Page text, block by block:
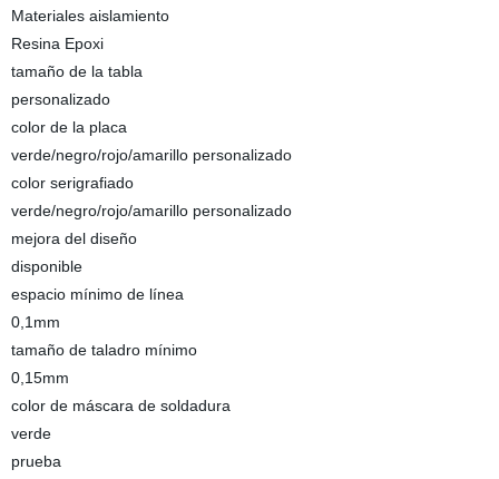
Materiales aislamiento
Resina Epoxi
tamaño de la tabla
personalizado
color de la placa
verde/negro/rojo/amarillo personalizado
color serigrafiado
verde/negro/rojo/amarillo personalizado
mejora del diseño
disponible
espacio mínimo de línea
0,1mm
tamaño de taladro mínimo
0,15mm
color de máscara de soldadura
verde
prueba